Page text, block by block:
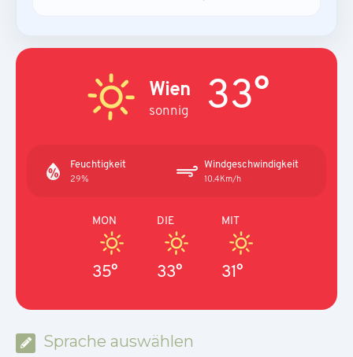
Wien
sonnig 33°
Feuchtigkeit
29%
Windgeschwindigkeit
10.4Km/h
MON
35°
DIE
33°
MIT
31°
Sprache auswählen